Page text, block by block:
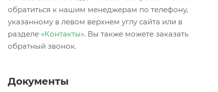
обратиться к нашим менеджерам по телефону,
указанному в левом верхнем углу сайта или в
разделе «Контакты». Вы также можете заказать
обратный звонок.
Документы